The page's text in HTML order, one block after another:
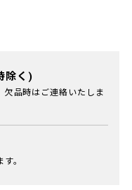
除く)
欠品時はご連絡いたしま
。